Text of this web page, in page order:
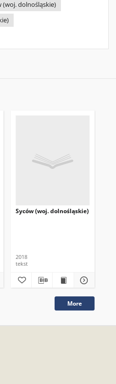
(woj. dolnośląskie)
Syców (woj. dolnośląskie)
2018
tekst
More